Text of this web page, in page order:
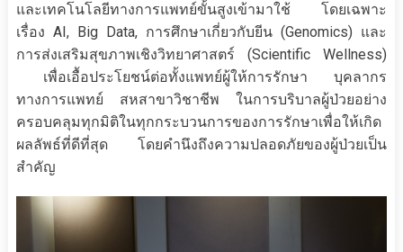
และเทคโนโลยีทางการแพทย์ขั้นสูงเข้ามาใช้ โดยเฉพาะ
เรื่อง AI, Big Data, การศึกษาเกี่ยวกับยีน (Genomics) และ
การส่งเสริมสุขภาพเชิงวิทยาศาสตร์ (Scientific Wellness)
เพื่อเอื้อประโยชน์ต่อทั้งแพทย์ผู้ให้การรักษา บุคลากร
ทางการแพทย์ สหสาขาวิชาชีพ ในการบริบาลผู้ป่วยอย่าง
ครอบคลุมทุกมิติในทุกกระบวนการของการรักษาเพื่อให้เกิด
ผลลัพธ์ที่ดีที่สุด โดยคำนึงถึงความปลอดภัยของผู้ป่วยเป็น
สำคัญ